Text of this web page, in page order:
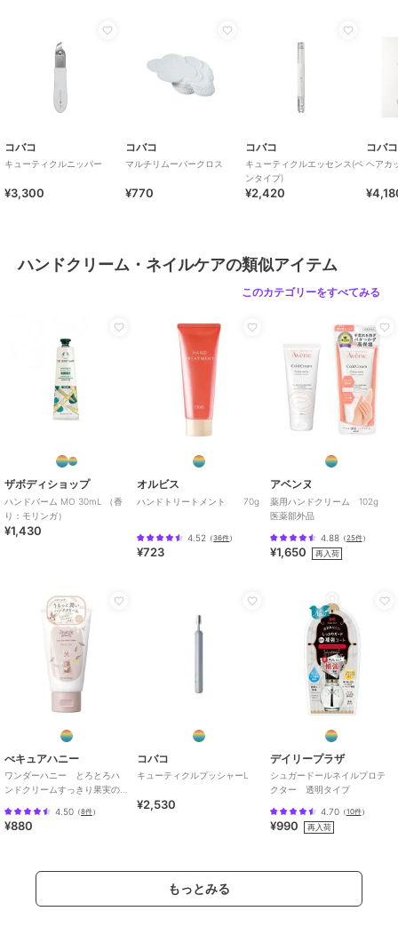
コバコ
キューティクルニッパー
¥3,300
コバコ
マルチリムーバークロス
¥770
コバコ
キューティクルエッセンス(ペ
ンタイプ)
¥2,420
コバコ
ヘアカ
ハンドクリーム・ネイルケアの類似アイテム
このカテゴリーをすべてみる
ザボディショップ
ハンドバーム MO 30mL （香
り：モリンガ）
¥1,430
オルビス
ハンドトリートメント 70g
4.52 （36件）
¥723
アベンヌ
薬用ハンドクリーム 102g
医薬部外品
4.88（25件）
¥1,650 再入荷
べキュアハニー
ワンダーハニー とろとろハ
ンドクリームすっきり果実の
4.50 （8件）
¥880
コバコ
キューティクルプッシャーL
¥2,530
デイリープラザ
シュガードールネイルプロテ
クター 透明タイプ
4.70（10件）
¥990 再入荷
もっとみる